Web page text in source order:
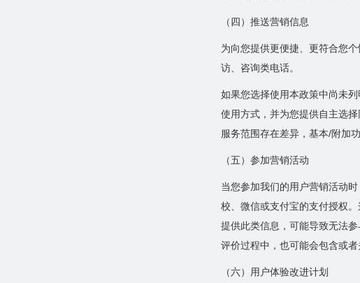
（四）推送营销信息
为向您提供更便捷、更符合您
访、咨询类电话。
如果您选择使用本政策中尚未
使用方式，并为您提供自主选
服务范围存在差异，基本/附加
（五）参加营销活动
当您参加我们的用户营销活动
校、微信或支付宝的支付授权
提供此类信息，可能导致无法
评价过程中，也可能会包含或
（六）用户体验改进计划